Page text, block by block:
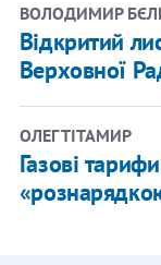
ВОЛОДИМИР
Відкритий
Верховної
ОЛЕГ ТІТАМИР
Газові